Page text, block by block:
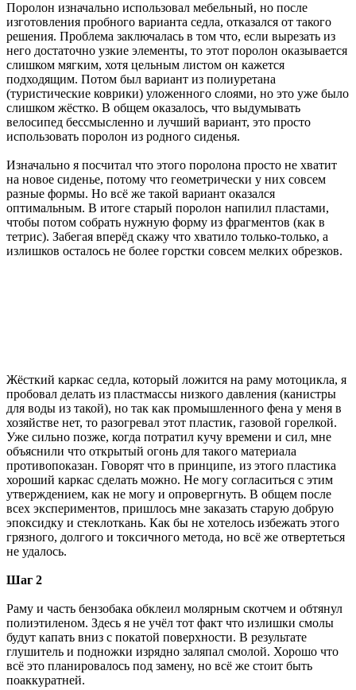
Поролон изначально использовал мебельный, но после
изготовления пробного варианта седла, отказался от такого
решения. Проблема заключалась в том что, если вырезать из
него достаточно узкие элементы, то этот поролон оказывается
слишком мягким, хотя цельным листом он кажется
подходящим. Потом был вариант из полиуретана
(туристические коврики) уложенного слоями, но это уже было
слишком жёстко. В общем оказалось, что выдумывать
велосипед бессмысленно и лучший вариант, это просто
использовать поролон из родного сиденья.
Изначально я посчитал что этого поролона просто не хватит
на новое сиденье, потому что геометрически у них совсем
разные формы. Но всё же такой вариант оказался
оптимальным. В итоге старый поролон напилил пластами,
чтобы потом собрать нужную форму из фрагментов (как в
тетрис). Забегая вперёд скажу что хватило только-только, а
излишков осталось не более горстки совсем мелких обрезков.
Жёсткий каркас седла, который ложится на раму мотоцикла, я
пробовал делать из пластмассы низкого давления (канистры
для воды из такой), но так как промышленного фена у меня в
хозяйстве нет, то разогревал этот пластик, газовой горелкой.
Уже сильно позже, когда потратил кучу времени и сил, мне
объяснили что открытый огонь для такого материала
противопоказан. Говорят что в принципе, из этого пластика
хороший каркас сделать можно. Не могу согласиться с этим
утверждением, как не могу и опровергнуть. В общем после
всех экспериментов, пришлось мне заказать старую добрую
эпоксидку и стеклоткань. Как бы не хотелось избежать этого
грязного, долгого и токсичного метода, но всё же отвертеться
не удалось.
Шаг 2
Раму и часть бензобака обклеил молярным скотчем и обтянул
полиэтиленом. Здесь я не учёл тот факт что излишки смолы
будут капать вниз с покатой поверхности. В результате
глушитель и подножки изрядно заляпал смолой. Хорошо что
всё это планировалось под замену, но всё же стоит быть
поаккуратней.